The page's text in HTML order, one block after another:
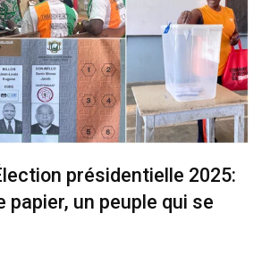
présidentielle 2025:
papier, un peuple qui se